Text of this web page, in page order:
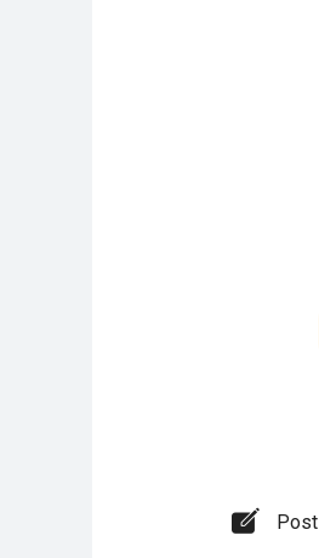
Post